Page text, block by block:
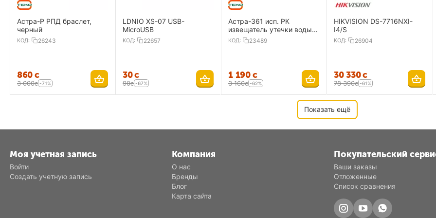
Астра-Р РПД браслет,
черный
КОД: 26243
‍860‍с
3 000с -71%
LDNIO XS-07 USB-
MicroUSB
КОД: 22657
‍30‍с
‍90‍с -67%
Астра-361 исп. РК
извещатель утечки воды,
радиоканальный
КОД: 23489
1 190 с
3 160с -62%
HIKVISION DS-7716NXI-
I4/S
КОД: 26904
30 330с
78 390с -61%
Показать ещё
Моя учетная запись
Войти
Создать учетную запись
Компания
О нас
Бренды
Блог
Карта сайта
Покупательский
Ваши заказы
Отложенные
Список сравнения